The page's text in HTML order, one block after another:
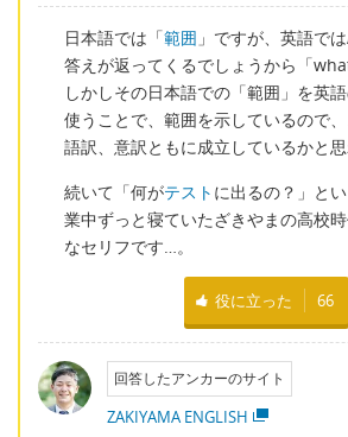
日本語では「範囲 」ですが、英語で
答えが返ってくるでしょうから「
しかしその日本語での「範囲」を英
使うことで、範囲を示しているので
語訳、意訳ともに成立しているかと思
続いて「何がテスト に出るの？」と
業中ずっと寝ていたざきやまの高校
なセリフです…。
役に立った 66
回答したアンカーのサイト
ZAKIYAMA ENGLISH